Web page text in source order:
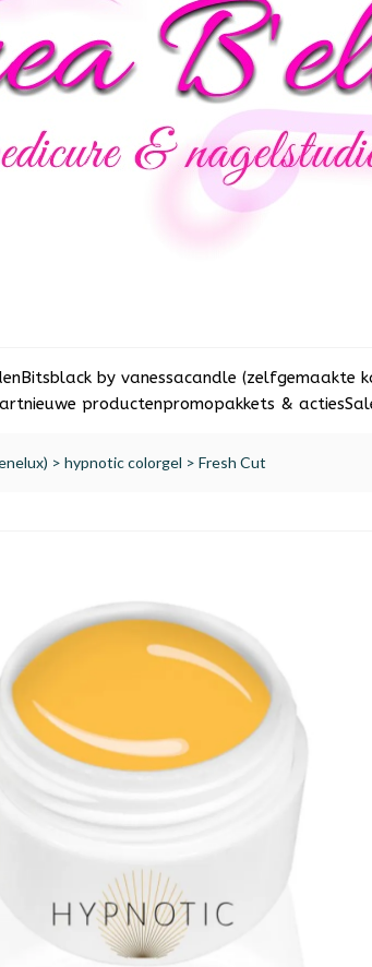
Bitsblack by vanessacandle (zelfgemaakte
nieuwe productenpromopakkets & acties
> hypnotic colorgel > Fresh Cut